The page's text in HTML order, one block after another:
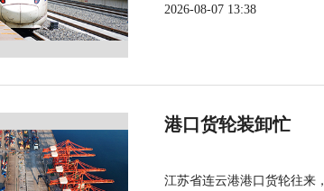
2026-08-07 13:38
港口货轮装卸忙
江苏省连云港港口货轮往来